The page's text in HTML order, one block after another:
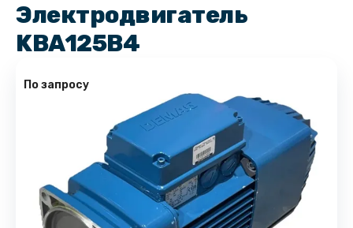
Электродвигатель
KBA125B4
По запросу